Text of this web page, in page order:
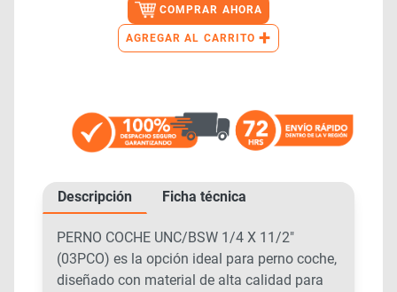
COMPRAR AHORA
AGREGAR AL CARRITO +
Descripción Ficha técnica
PERNO COCHE UNC/BSW 1/4 X 11/2″
(03PCO) es la opción ideal para perno coche,
diseñado con material de alta calidad para